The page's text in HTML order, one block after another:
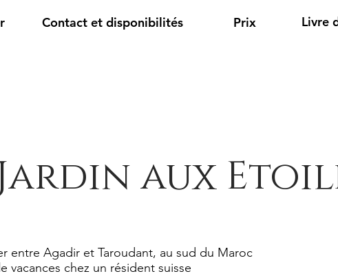
Contact et disponibilités Prix Livre
aux
entre Agadir et Taroudant, au sud du Maroc
vacances chez un résident suisse